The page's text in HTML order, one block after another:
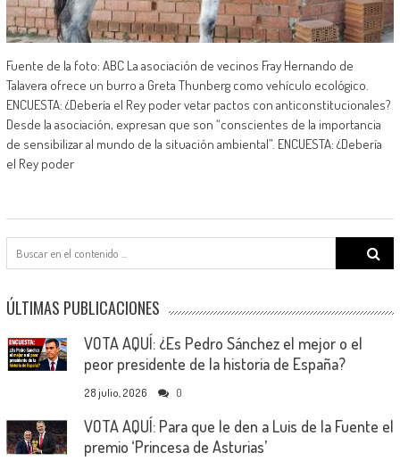
Fuente de la foto: ABC La asociación de vecinos Fray Hernando de
Talavera ofrece un burro a Greta Thunberg como vehículo ecológico.
ENCUESTA: ¿Debería el Rey poder vetar pactos con anticonstitucionales?
Desde la asociación, expresan que son “conscientes de la importancia
de sensibilizar al mundo de la situación ambiental”. ENCUESTA: ¿Debería
el Rey poder
Search
for:
ÚLTIMAS PUBLICACIONES
VOTA AQUÍ: ¿Es Pedro Sánchez el mejor o el
peor presidente de la historia de España?
28 julio, 2026 0
VOTA AQUÍ: Para que le den a Luis de la Fuente el
premio ‘Princesa de Asturias’